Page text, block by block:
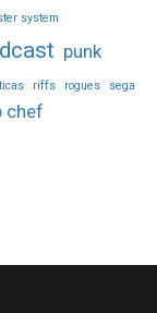
system
punk
riffs rogues
sega
chef